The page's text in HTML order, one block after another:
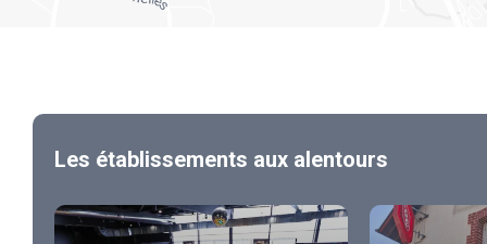
Les établissements aux alentours